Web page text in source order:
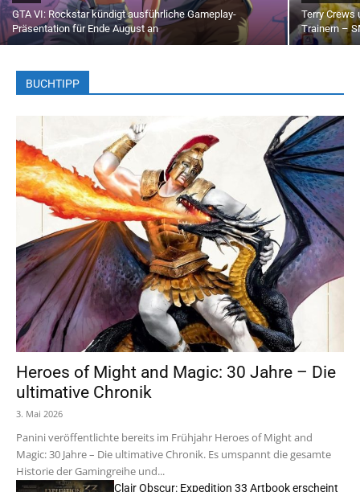
GTA VI: Rockstar kündigt ausführliche Gameplay-
Präsentation für Ende August an
Terry Crews
Trainern –
BUCHTIPP
Heroes of Might and Magic: 30 Jahre – Die
ultimative Chronik
3. Mai 2026
Panini veröffentlichte bereits im Frühjahr Heroes of Might and
Magic: 30 Jahre – Die ultimative Chronik. Es umspannt die gesamte
Historie der Gamingreihe und...
Clair Obscur: Expedition 33 Artbook erscheint